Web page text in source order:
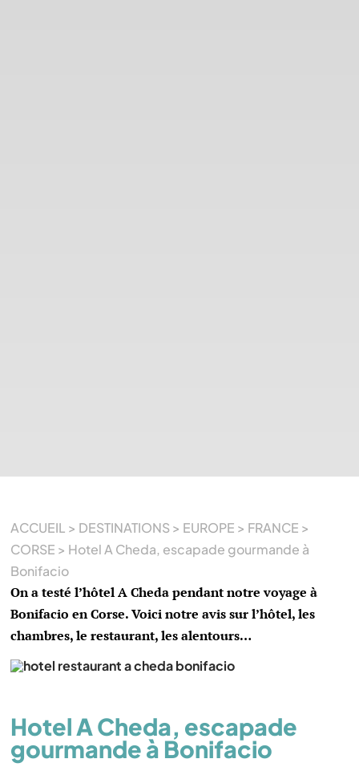
ACCUEIL > DESTINATIONS> EUROPE > FRANCE >
CORSE > Hotel A Cheda, escapade gourmande à
Bonifacio
On a testé l’hôtel A Cheda pendant notre voyage à
Bonifacio en Corse. Voici notre avis sur l’hôtel, les
chambres, le restaurant, les alentours…
Hotel A Cheda, escapade
gourmande à Bonifacio